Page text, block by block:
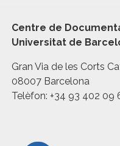
Centre de
Universitat de
Gran Via de les Corts
08007 Barcelona
Telèfon: +34 93 402 09